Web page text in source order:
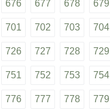
676 677 678 679
701 702 703 704
726 727 728 729
751 752 753 754
776 777 778 779